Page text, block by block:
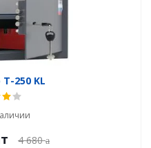
250 KL
4 680